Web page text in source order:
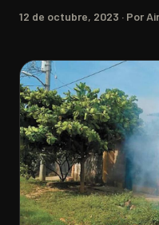
12 de octubre, 2023 · Por